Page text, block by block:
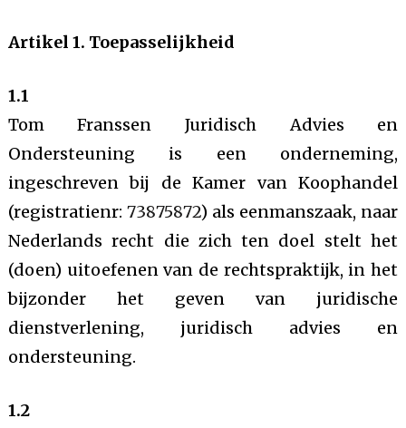
Artikel 1. Toepasselijkheid
1.1
Tom Franssen Juridisch Advies en
Ondersteuning is een onderneming,
ingeschreven bij de Kamer van Koophandel
(registratienr: 73875872) als eenmanszaak, naar
Nederlands recht die zich ten doel stelt het
(doen) uitoefenen van de rechtspraktijk, in het
bijzonder het geven van juridische
dienstverlening, juridisch advies en
ondersteuning.
1.2